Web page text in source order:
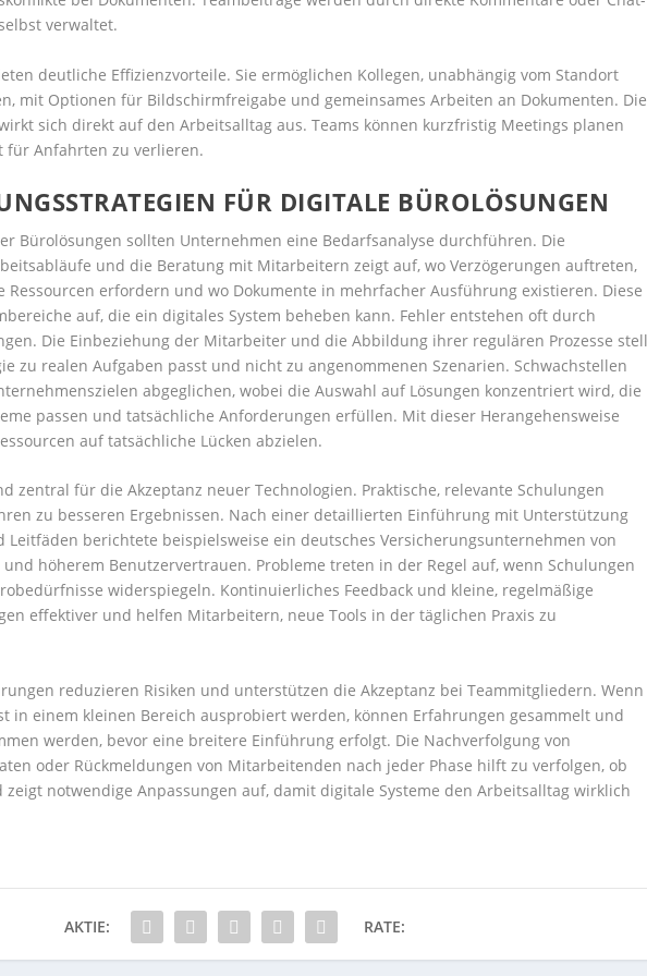
verwaltet.
deutliche Effizienzvorteile. Sie ermöglichen Kollegen, unabhängig vom Standort
mit Optionen für Bildschirmfreigabe und gemeinsames Arbeiten an Dokumenten. Die
sich direkt auf den Arbeitsalltag aus. Teams können kurzfristig Meetings planen
für Anfahrten zu verlieren.
FÜR DIGITALE BÜROLÖSUNGEN
Bürolösungen sollten Unternehmen eine Bedarfsanalyse durchführen. Die
und die Beratung mit Mitarbeitern zeigt auf, wo Verzögerungen auftreten,
Ressourcen erfordern und wo Dokumente in mehrfacher Ausführung existieren. Diese
auf, die ein digitales System beheben kann. Fehler entstehen oft durch
Die Einbeziehung der Mitarbeiter und die Abbildung ihrer regulären Prozesse
zu realen Aufgaben passt und nicht zu angenommenen Szenarien. Schwachstellen
abgeglichen, wobei die Auswahl auf Lösungen konzentriert wird, die
passen und tatsächliche Anforderungen erfüllen. Mit dieser Herangehensweise
auf tatsächliche Lücken abzielen.
zentral für die Akzeptanz neuer Technologien. Praktische, relevante Schulungen
zu besseren Ergebnissen. Nach einer detaillierten Einführung mit Unterstützung
Leitfäden berichtete beispielsweise ein deutsches Versicherungsunternehmen von
höherem Benutzervertrauen. Probleme treten in der Regel auf, wenn Schulungen
widerspiegeln. Kontinuierliches Feedback und kleine, regelmäßige
effektiver und helfen Mitarbeitern, neue Tools in der täglichen Praxis zu
reduzieren Risiken und unterstützen die Akzeptanz bei Teammitgliedern. Wenn
in einem kleinen Bereich ausprobiert werden, können Erfahrungen gesammelt und
werden, bevor eine breitere Einführung erfolgt. Die Nachverfolgung von
oder Rückmeldungen von Mitarbeitenden nach jeder Phase hilft zu verfolgen, ob
notwendige Anpassungen auf, damit digitale Systeme den Arbeitsalltag wirklich
AKTIE: RATE: